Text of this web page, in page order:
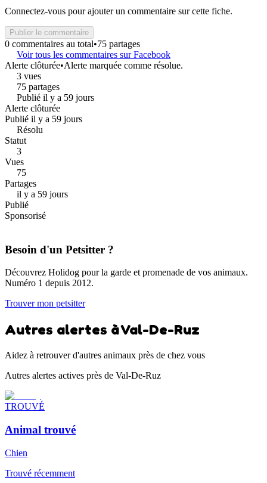
Connectez-vous pour ajouter un commentaire sur cette fiche.
Publier le commentaire
0 commentaires au total•75 partages
Voir tous les commentaires sur Facebook
Alerte clôturée•Alerte marquée comme résolue.
3 vues
75 partages
Publié il y a 59 jours
Alerte clôturée
Publié il y a 59 jours
Résolu
Statut
3
Vues
75
Partages
il y a 59 jours
Publié
Sponsorisé
Besoin d'un Petsitter ?
Découvrez Holidog pour la garde et promenade de vos animaux.
Numéro 1 depuis 2012.
Trouver mon petsitter
Autres alertes à Val-De-Ruz
Aidez à retrouver d'autres animaux près de chez vous
Autres alertes actives près de Val-De-Ruz
TROUVÉ
Animal trouvé
Chien
Trouvé récemment